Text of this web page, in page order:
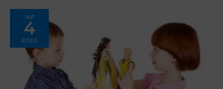
out
4
2020
Brincar
de
boneca
estimula
o
cérebro